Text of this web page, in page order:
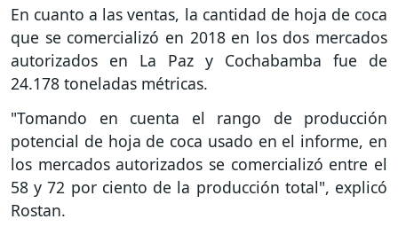
En cuanto a las ventas, la cantidad de hoja de coca
que se comercializó en 2018 en los dos mercados
autorizados en La Paz y Cochabamba fue de
24.178 toneladas métricas.
"Tomando en cuenta el rango de producción
potencial de hoja de coca usado en el informe, en
los mercados autorizados se comercializó entre el
58 y 72 por ciento de la producción total", explicó
Rostan.